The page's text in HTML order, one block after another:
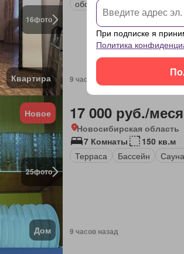
16фото
Квартира
оборудованная кухня
9 часов назад
25фото
Новое
Дом
17 000 руб./
Новосибирская область
7 Комнаты
150 кв.м
Терраса
Бассейн Сауна
9 часов назад
При подписке я
Политика